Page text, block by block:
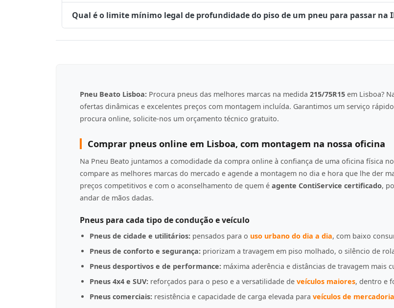
Qual é o limite mínimo legal de profundidade do piso de um pneu para passar na
Pneu Beato Lisboa: Procura pneus das melhores marcas na medida 215/75R15 em Lisboa?
ofertas dinâmicas e excelentes preços com montagem incluída. Garantimos um serviço
procura online, solicite-nos um orçamento técnico gratuito.
Comprar pneus online em Lisboa, com montagem na nossa oficina
Na Pneu Beato juntamos a comodidade da compra online à confiança de uma oficina física
compare as melhores marcas do mercado e agende a montagem no dia e hora que lhe der
preços competitivos e com o aconselhamento de quem é agente ContiService certificado,
andar de mãos dadas.
Pneus para cada tipo de condução e veículo
Pneus de cidade e utilitários: pensados para o uso urbano do dia a dia, com baixo
Pneus de conforto e segurança: priorizam a travagem em piso molhado, o silêncio de
Pneus desportivos e de performance: máxima aderência e distâncias de travagem mais
Pneus 4x4 e SUV: reforçados para o peso e a versatilidade de veículos maiores, dentro e
Pneus comerciais: resistência e capacidade de carga elevada para veículos de